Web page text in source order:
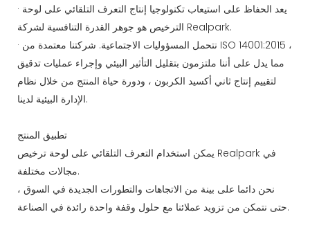
· يعد الحفاظ على استيعاب تكنولوجيا إنتاج التعرف التلقائي على لوحة
الترخيص هو جوهر القدرة التنافسية لشركة Realpark.
· نتحمل المسؤوليات الاجتماعية. شركتنا معتمدة من ISO 14001:2015 ،
مما يدل على أننا ملتزمون بتقليل التأثير البيئي وإجراء عمليات تدقيق
لتقييم إنتاج ثاني أكسيد الكربون ، ودورة حياة المنتج من خلال نظام
الإدارة البيئية لدينا.
تطبيق المنتج
يمكن استخدام التعرف التلقائي على لوحة ترخيص Realpark في
مجالات مختلفة.
نحن دائما على بينة من الاتجاهات والتطورات الجديدة في السوق ،
حتى نتمكن من تزويد عملائنا مع حلول وقفة واحدة رائدة في الصناعة.